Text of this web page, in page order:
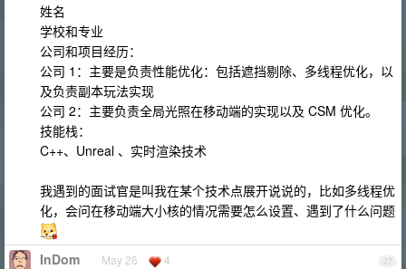
姓名
学校和专业
公司和项目经历：
公司 1：主要是负责性能优化：包括遮挡剔除、多线程优化，以
及负责副本玩法实现
公司 2：主要负责全局光照在移动端的实现以及 CSM 优化。
技能栈：
C++、Unreal 、实时渲染技术
我遇到的面试官是叫我在某个技术点展开说说的，比如多线程优
化，会问在移动端大小核的情况需要怎么设置、遇到了什么问题
27
InDom May 26 4